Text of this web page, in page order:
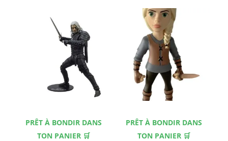
PRÊT À BONDIR DANS
TON PANIER 🛒
PRÊT À BONDIR DANS
TON PANIER 🛒